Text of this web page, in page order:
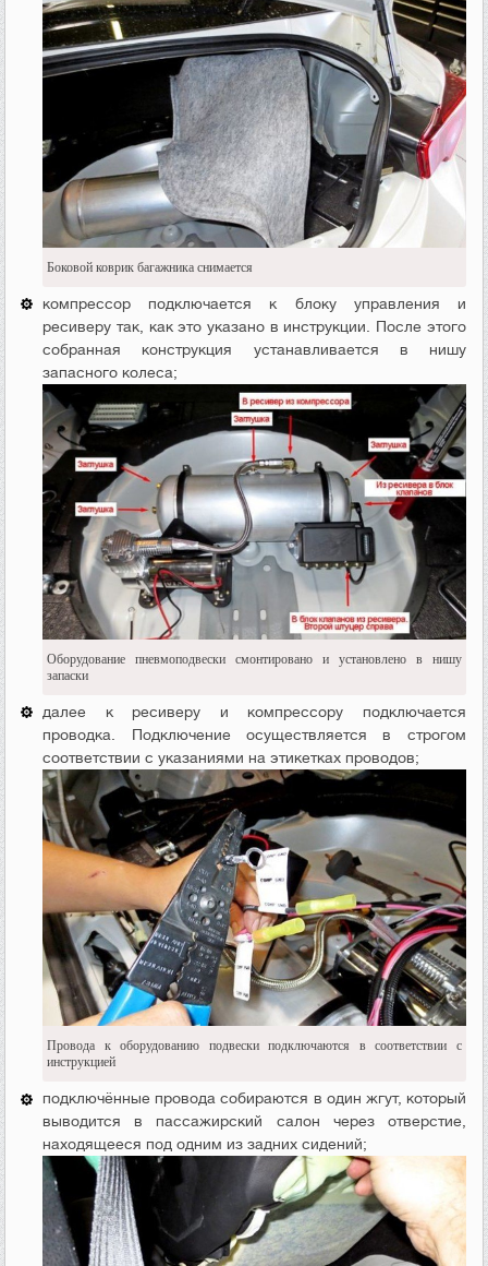
Боковой коврик багажника снимается
компрессор подключается к блоку управления и
ресиверу так, как это указано в инструкции. После этого
собранная конструкция устанавливается в нишу
запасного колеса;
Оборудование пневмоподвески смонтировано и установлено в нишу
запаски
далее к ресиверу и компрессору подключается
проводка. Подключение осуществляется в строгом
соответствии с указаниями на этикетках проводов;
Провода к оборудованию подвески подключаются в соответствии с
инструкцией
подключённые провода собираются в один жгут, который
выводится в пассажирский салон через отверстие,
находящееся под одним из задних сидений;